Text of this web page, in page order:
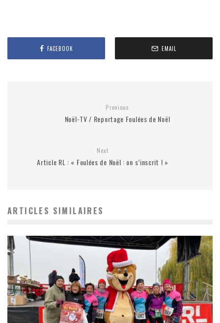
FACEBOOK EMAIL
Previous
Noël-TV / Reportage Foulées de Noël
Next
Article RL : « Foulées de Noël : on s’inscrit ! »
ARTICLES SIMILAIRES